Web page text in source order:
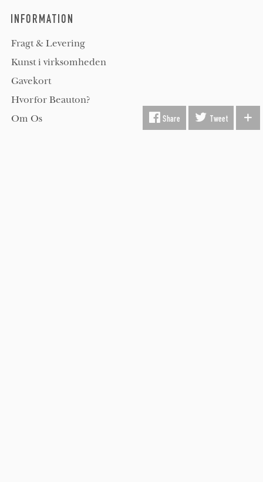
INFORMATION
Fragt & Levering
Kunst i virksomheden
Gavekort
Hvorfor Beauton?
Om Os
Share Tweet